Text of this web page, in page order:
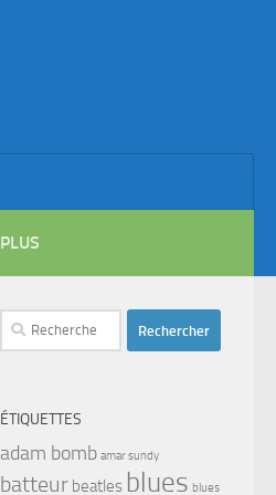
PLUS
Rechercher :
ÉTIQUETTES
adam bomb amar sundy
batteur beatles blues blues